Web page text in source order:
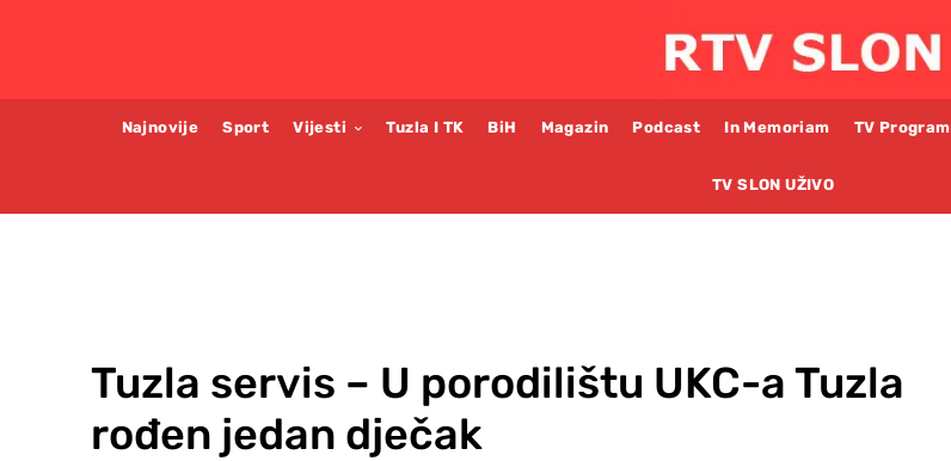
Najnovije Sport Vijesti Tuzla I TK BiH Magazin Podcast In Memoriam TV Program
TV SLON UŽIVO
Tuzla servis – U porodilištu UKC-a Tuzla
rođen jedan dječak